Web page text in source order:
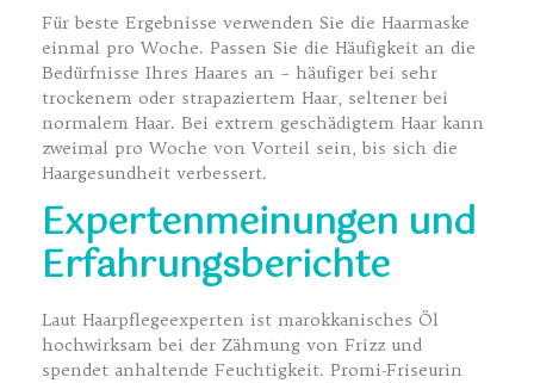
Für beste Ergebnisse verwenden Sie die Haarmaske
einmal pro Woche. Passen Sie die Häufigkeit an die
Bedürfnisse Ihres Haares an – häufiger bei sehr
trockenem oder strapaziertem Haar, seltener bei
normalem Haar. Bei extrem geschädigtem Haar kann
zweimal pro Woche von Vorteil sein, bis sich die
Haargesundheit verbessert.
Expertenmeinungen und
Erfahrungsberichte
Laut Haarpflegeexperten ist marokkanisches Öl
hochwirksam bei der Zähmung von Frizz und
spendet anhaltende Feuchtigkeit. Promi-Friseurin